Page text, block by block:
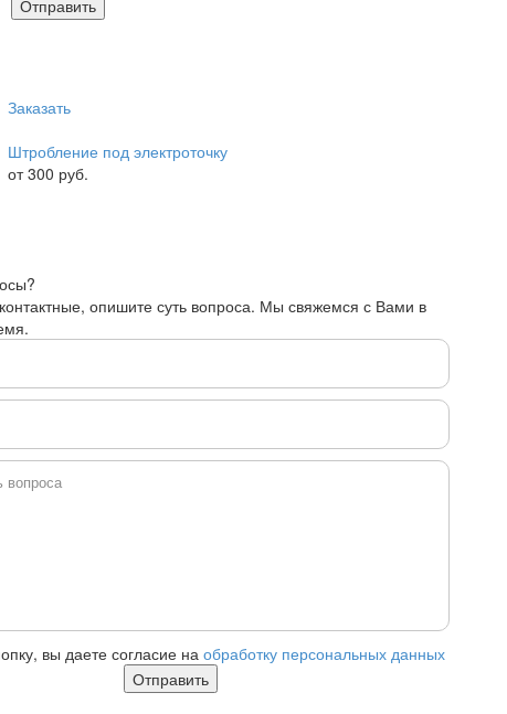
Заказать
Штробление под электроточку
от 300 руб.
опишите суть вопроса. Мы свяжемся с Вами в
вы даете согласие на обработку персональных данных